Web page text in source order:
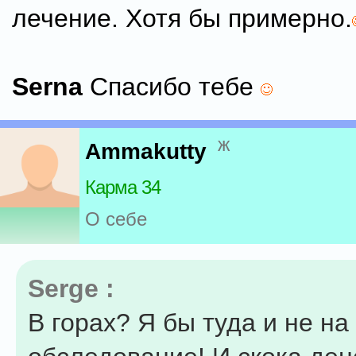
лечение. Хотя бы примерно.
Serna Спасибо тебе
Ammakutty ж
Карма 34
О себе
Serge :
В горах? Я бы туда и не на